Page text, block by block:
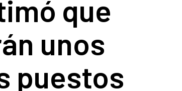
que
unos
puestos